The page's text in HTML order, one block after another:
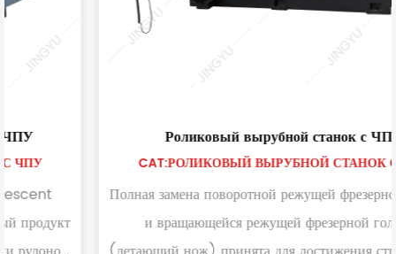
Роликовый вырубной станок с ЧПУ
CAT:РОЛИКОВЫЙ ВЫРУБНОЙ СТАНОК С ЧПУ
Полная замена поворотной режущей фрезерной головки
и вращающейся режущей фрезерной головки